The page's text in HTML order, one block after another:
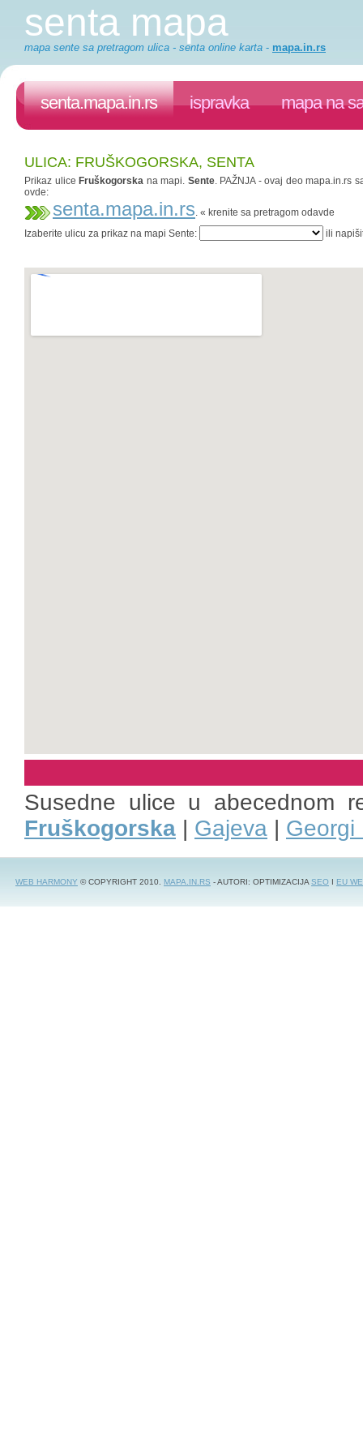
senta mapa
mapa sente sa pretragom ulica - senta online karta - mapa.in.rs
senta.mapa.in.rs ispravka mapa na
ULICA: FRUŠKOGORSKA, SENTA
Prikaz ulice Fruškogorska na mapi. Sente. PAŽNJA - ovaj deo mapa.in.rs
ovde:
senta.mapa.in.rs. « krenite sa pretragom odavde
Izaberite ulicu za prikaz na mapi Sente:
ili
Susedne ulice u abecednom
Fruškogorska | Gajeva | Georgi
WEB HARMONY © COPYRIGHT 2010. MAPA.IN.RS - AUTORI: OPTIMIZACIJASEO I EU